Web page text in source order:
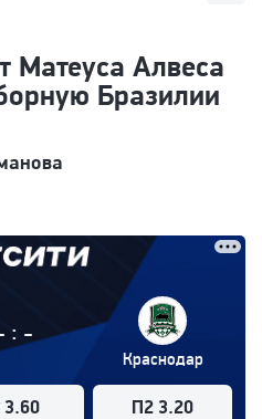
Матеуса Алвеса
Бразилии
: -
3.60
Краснодар
П2 3.20